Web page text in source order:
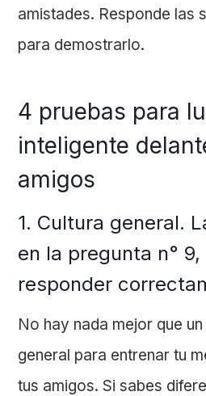
amistades. Responde las
para demostrarlo.
4 pruebas para
inteligente
amigos
1. Cultura general.
en la pregunta n° 9,
responder
No hay nada mejor que
general para entrenar tu
tus amigos. Si sabes